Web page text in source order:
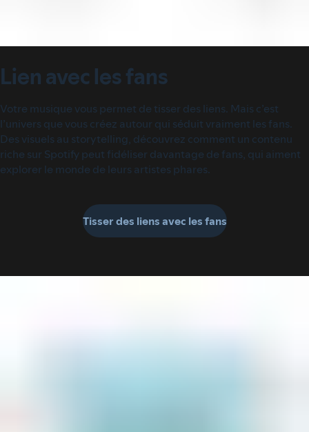
Lien avec les fans
Votre musique vous permet de tisser des liens. Mais c’est
l’univers que vous créez autour qui séduit vraiment les fans.
Des visuels au storytelling, découvrez comment un contenu
riche sur Spotify peut fidéliser davantage de fans, qui aiment
explorer le monde de leurs artistes phares.
Tisser des liens avec les fans